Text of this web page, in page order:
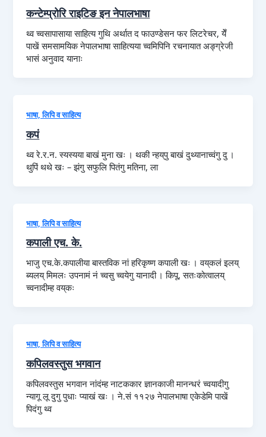
कन्टेम्प्रोरि राइटिङ इन नेपालभाषा
थ्व च्वसापासाया साहित्य गुथि अर्थात द फाउण्डेसन फर लिटरेचर, येँ
पाखें समसामयिक नेपालभाषा साहित्यया च्वमिपिनि रचनायात अङ्ग्रेजी
भासं अनुवाद यानाः
भाषा, लिपि व साहित्य
कपं
थ्व रे.र.न. स्यस्यया बाखं मुना खः । थकी न्हय्‌पु बाखं दुथ्यानाच्वंगु दु ।
थुपिं थथे खः – झंगु सफुलि पितंगु मतिना, ला
भाषा, लिपि व साहित्य
कपाली एच. के.
भाजु एच.के.कपालीया बास्तविक नां हरिकृष्ण कपाली खः । वय्‌कलं इलय्
ब्यलय् मिमलः उपनामं नं च्वसु च्वयेगु यानादी । किपू, सतःकोत्वालय्
च्वनादीम्ह वय्‌कः
भाषा, लिपि व साहित्य
कपिलवस्तुस भगवान
कपिलवस्तुस भगवान नांदंम्ह नाटककार ज्ञानकाजी मानन्धरं च्वयादीगु
न्यागू लू दुगु पुधाः प्याखं खः । ने.सं ११२७ नेपालभाषा एकेडेमि पाखें
पिदंगु थ्व